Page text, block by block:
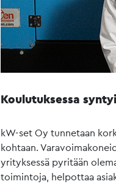
Koulutuksessa
kW-set Oy tunnetaan
kohtaan.
yrityksessä pyritään
toimintoja, helpottaa